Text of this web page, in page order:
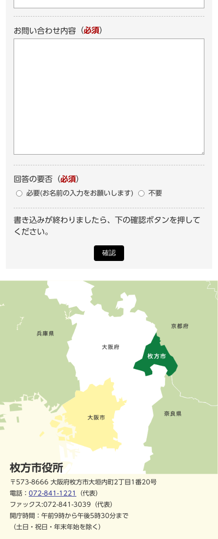
お問い合わせ内容 （必須）
回答の要否 （必須）
必要(お名前の入力をお願いします) 不要
書き込みが終わりましたら、下の確認ボタンを押して
ください。
確認
枚方市役所
〒573-8666 大阪府枚方市大垣内町2丁目1番20号
電話： 072-841-1221
（代表）
ファックス:072-841-3039（代表）
開庁時間：午前9時から午後5時30分まで
（土日・祝日・年末年始を除く）